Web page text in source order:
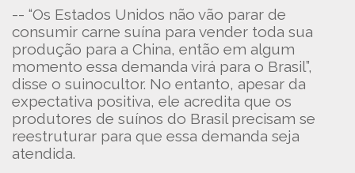
-- “Os Estados Unidos não vão parar de
consumir carne suína para vender toda sua
produção para a China, então em algum
momento essa demanda virá para o Brasil”,
disse o suinocultor. No entanto, apesar da
expectativa positiva, ele acredita que os
produtores de suínos do Brasil precisam se
reestruturar para que essa demanda seja
atendida.